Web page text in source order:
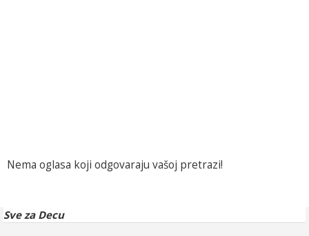
Nema oglasa koji odgovaraju vašoj pretrazi!
Sve za Decu